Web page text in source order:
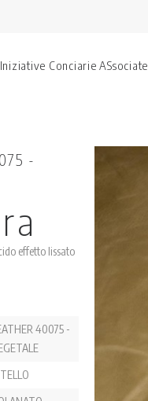
Iniziative Conciarie ASsociate